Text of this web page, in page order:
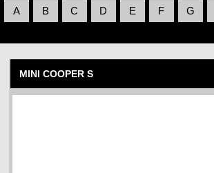
A B C D E F G
MINI COOPER S